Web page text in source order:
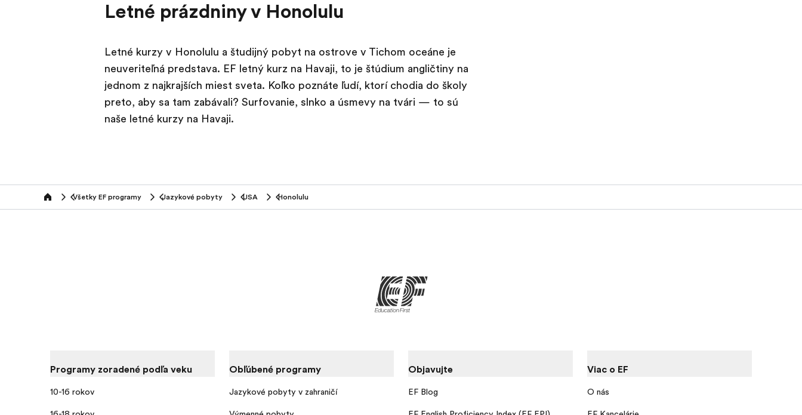
Letné prázdniny v Honolulu
Letné kurzy v Honolulu a študijný pobyt na ostrove v Tichom oceáne je
neuveriteľná predstava. EF letný kurz na Havaji, to je štúdium angličtiny na
jednom z najkrajších miest sveta. Koľko poznáte ľudí, ktorí chodia do školy
preto, aby sa tam zabávali? Surfovanie, slnko a úsmevy na tvári — to sú
naše letné kurzy na Havaji.
home Všetky EF programy Jazykové pobyty USA Honolulu
Programy zoradené podľa veku
10-16 rokov
Obľúbené programy
Jazykové pobyty v zahraničí
Objavujte
EF Blog
Viac o EF
O nás